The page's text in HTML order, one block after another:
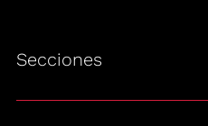
Secciones